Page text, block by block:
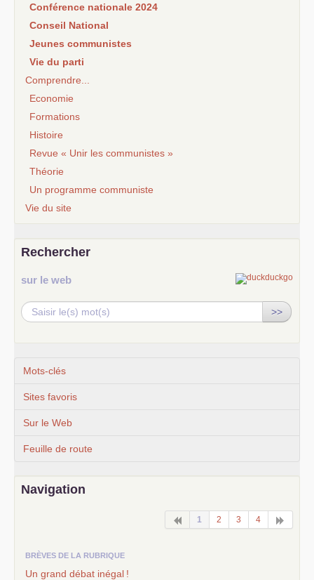
Conférence nationale 2024
Conseil National
Jeunes communistes
Vie du parti
Comprendre...
Economie
Formations
Histoire
Revue « Unir les communistes »
Théorie
Un programme communiste
Vie du site
Rechercher
sur le web
>>
Mots-clés
Sites favoris
Sur le Web
Feuille de route
Navigation
1 2 3 4
BRÈVES DE LA RUBRIQUE
Un grand débat inégal !